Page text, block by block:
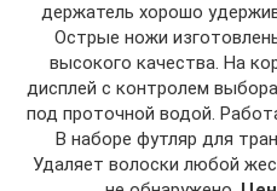
держатель хорошо
Острые ножи
высокого качества. На
дисплей с контролем
под проточной водой.
В наборе футляр для
Удаляет волоски любой